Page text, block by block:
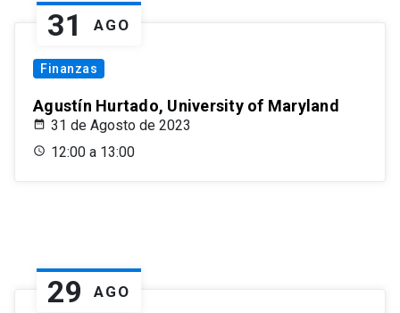
31 AGO
Finanzas
Agustín Hurtado, University of Maryland
31 de Agosto de 2023
12:00 a 13:00
29 AGO